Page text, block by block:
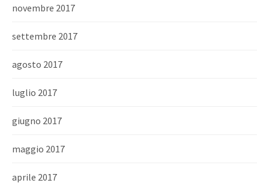
novembre 2017
settembre 2017
agosto 2017
luglio 2017
giugno 2017
maggio 2017
aprile 2017